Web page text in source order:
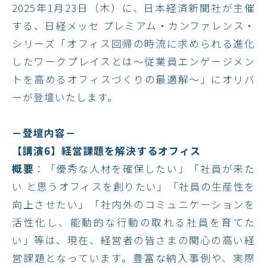
2025年1月23日（木）に、日本経済新聞社が主催
する、日経メッセ プレミアム・カンファレンス・
シリーズ「オフィス回帰の時流に求められる進化
したワークプレイスとは～従業員エンゲージメン
トを高めるオフィスづくりの最適解～」にオリバ
ーが登壇いたします。
－登壇内容－
【講演6】経営課題を解決するオフィス
概要 ：「優秀な人材を確保したい」「社員が来た
い と思うオフィスを創りたい」「社員の生産性を
向上させたい」「社内外のコミュニケーションを
活性化し、能動的な行動の取れる社員を育てた
い」等は、現在、経営者の皆さまの関心の高い経
営課題となっています。豊富な納入事例や、実際